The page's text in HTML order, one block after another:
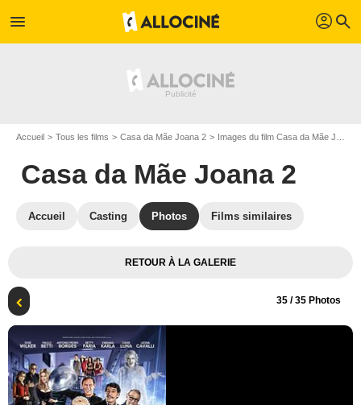
menu profil search
Accueil Tous les films Casa da Mãe Joana 2 Images du film Casa da Mãe Joana 2
Casa da Mãe Joana 2
Accueil Casting Photos Films similaires
RETOUR À LA GALERIE
35 / 35 Photos